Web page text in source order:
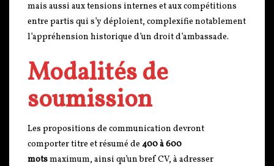
mais aussi aux tensions internes et aux compétitions
entre partis qui s’y déploient, complexifie notablement
l’appréhension historique d’un droit d’ambassade.
Modalités de
soumission
Les propositions de communication devront
comporter titre et résumé de 400 à 600
motsmaximum, ainsi qu’un bref CV, à adresser